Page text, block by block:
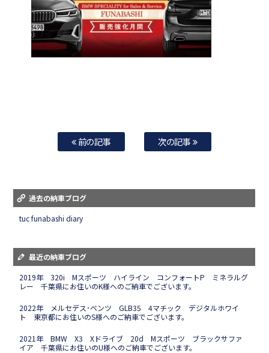
前の記事 次の記事
過去の納車ブログ
tuc funabashi diary
最近の納車ブログ
2019年 320i Mスポーツ ハイライン コンフォートP ミネラルグ
レー 千葉県にお住いのK様へのご納車でございます。
2022年 メルセデス･ベンツ GLB35 4マチック デジタルホワイ
ト 東京都にお住いのS様へのご納車でございます。
2021年 BMW X3 Xドライブ 20d Mスポーツ ブラックサファ
イア 千葉県にお住いのU様へのご納車でございます。